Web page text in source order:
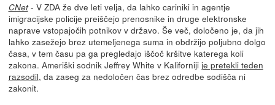
CNet- V ZDA že dve leti velja, da lahko cariniki in agentje
imigracijske policije preiščejo prenosnike in druge elektronske
naprave vstopajočih potnikov v državo. Še več, določeno je, da jih
lahko zasežejo brez utemeljenega suma in obdržijo poljubno dolgo
časa, v tem času pa ga pregledajo iščoč kršitve katerega koli
zakona. Ameriški sodnik Jeffrey White v Kaliforniji je pretekli teden
razsodil, da zaseg za nedoločen čas brez odredbe sodišča ni
zakonit.